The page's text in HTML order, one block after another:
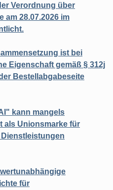
Verordnung über
am 28.07.2026 im
ist bei
Eigenschaft gemäß § 312j
Bestellabgabeseite
kann mangels
als Unionsmarke für
für